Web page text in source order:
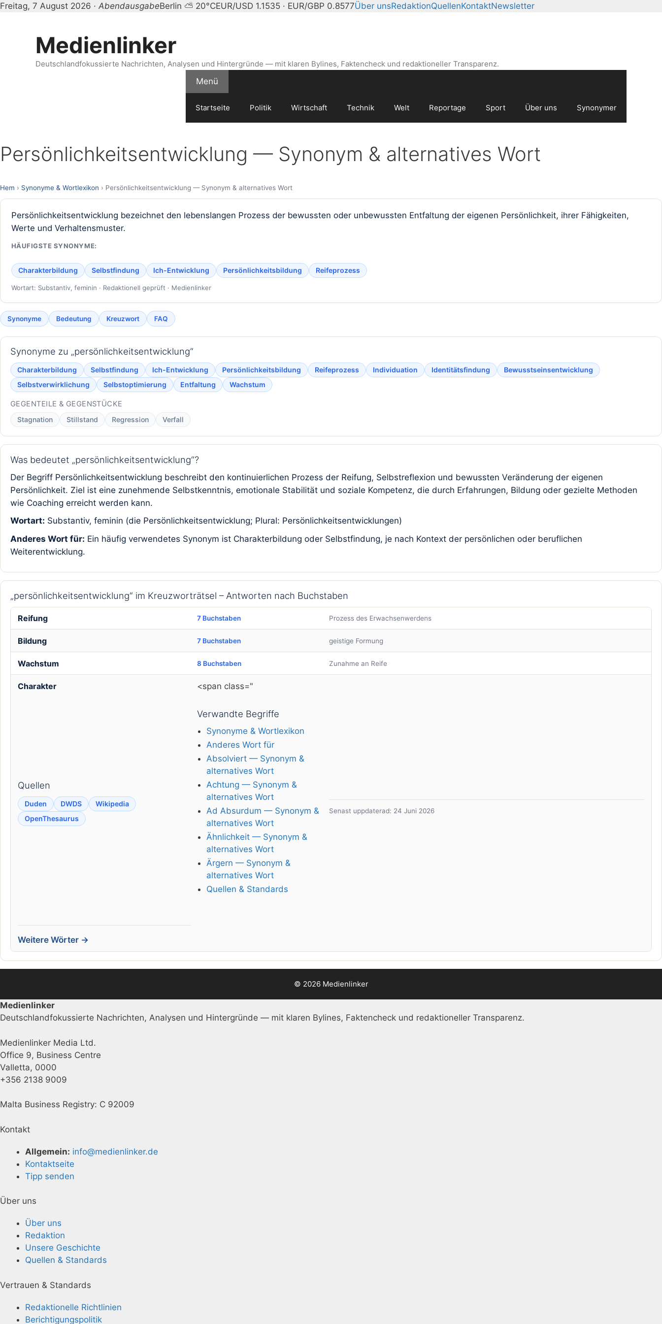
Freitag, 7 August 2026 · AbendausgabeBerlin ⛅ 20°CEUR/USD 1.1535 · EUR/GBP 0.8577Über unsRedaktionQuellenKontaktNewsletter
Medienlinker
Deutschlandfokussierte Nachrichten, Analysen und Hintergründe — mit klaren Bylines, Faktencheck und redaktioneller Transparenz.
Menü
Startseite Politik Wirtschaft Technik Welt Reportage Sport Über uns Synonymer
Persönlichkeitsentwicklung — Synonym & alternatives Wort
Hem › Synonyme & Wortlexikon › Persönlichkeitsentwicklung — Synonym & alternatives Wort
Persönlichkeitsentwicklung bezeichnet den lebenslangen Prozess der bewussten oder unbewussten Entfaltung der eigenen Persönlichkeit, ihrer Fähigkeiten,
Werte und Verhaltensmuster.
HÄUFIGSTE SYNONYME:
Charakterbildung Selbstfindung Ich-Entwicklung Persönlichkeitsbildung Reifeprozess
Wortart: Substantiv, feminin · Redaktionell geprüft · Medienlinker
Synonyme Bedeutung Kreuzwort FAQ
Synonyme zu „persönlichkeitsentwicklung“
Charakterbildung Selbstfindung Ich-Entwicklung Persönlichkeitsbildung Reifeprozess Individuation Identitätsfindung
Bewusstseinsentwicklung
Selbstverwirklichung
Selbstoptimierung Entfaltung Wachstum
GEGENTEILE & GEGENSTÜCKE
Stagnation Stillstand Regression Verfall
Was bedeutet „persönlichkeitsentwicklung“?
Der Begriff Persönlichkeitsentwicklung beschreibt den kontinuierlichen Prozess der Reifung, Selbstreflexion und bewussten Veränderung der eigenen
Persönlichkeit. Ziel ist eine zunehmende Selbstkenntnis, emotionale Stabilität und soziale Kompetenz, die durch Erfahrungen, Bildung oder gezielte Methoden
wie Coaching erreicht werden kann.
Wortart: Substantiv, feminin (die Persönlichkeitsentwicklung; Plural: Persönlichkeitsentwicklungen)
Anderes Wort für: Ein häufig verwendetes Synonym ist Charakterbildung oder Selbstfindung, je nach Kontext der persönlichen oder beruflichen
Weiterentwicklung.
„persönlichkeitsentwicklung“ im Kreuzworträtsel – Antworten nach Buchstaben
Reifung 7 Buchstaben Prozess des Erwachsenwerdens
Bildung 7 Buchstaben geistige Formung
Wachstum 8 Buchstaben Zunahme an Reife
Charakter <span class="
Quellen
Duden DWDS
Wikipedia
OpenThesaurus
Verwandte Begriffe
Synonyme & Wortlexikon
Anderes Wort für
Absolviert — Synonym &
alternatives Wort
Achtung — Synonym &
alternatives Wort
Ad Absurdum — Synonym &
alternatives Wort
Ähnlichkeit — Synonym &
alternatives Wort
Ärgern — Synonym &
alternatives Wort
Quellen & Standards
Senast uppdaterad: 24 Juni 2026
Weitere Wörter →
© 2026 Medienlinker
Medienlinker
Deutschlandfokussierte Nachrichten, Analysen und Hintergründe — mit klaren Bylines, Faktencheck und redaktioneller Transparenz.
Medienlinker Media Ltd.
Office 9, Business Centre
Valletta, 0000
+356 2138 9009
Malta Business Registry: C 92009
Kontakt
Allgemein: info@medienlinker.de
Kontaktseite
Tipp senden
Über uns
Über uns
Redaktion
Unsere Geschichte
Quellen & Standards
Vertrauen & Standards
Redaktionelle Richtlinien
Berichtigungspolitik